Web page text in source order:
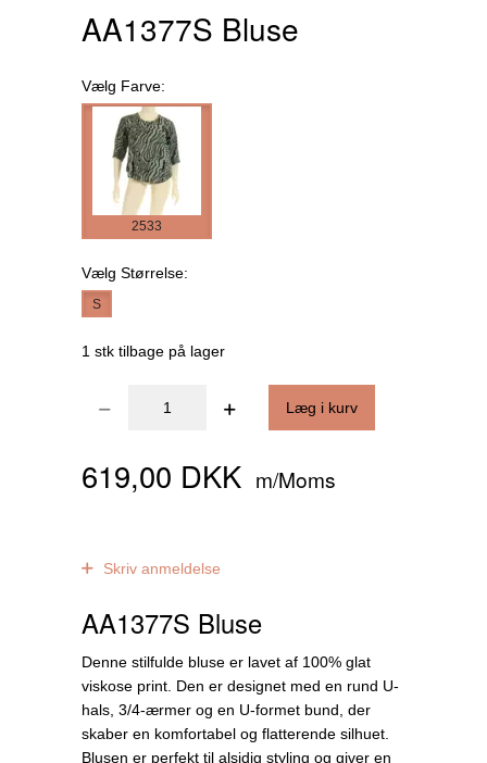
AA1377S Bluse
Vælg Farve:
2533
Vælg Størrelse:
S
1 stk tilbage på lager
Læg i kurv
619,00 DKK m/Moms
Skriv anmeldelse
AA1377S Bluse
Denne stilfulde bluse er lavet af 100% glat
viskose print. Den er designet med en rund U-
hals, 3/4-ærmer og en U-formet bund, der
skaber en komfortabel og flatterende silhuet.
Blusen er perfekt til alsidig styling og giver en